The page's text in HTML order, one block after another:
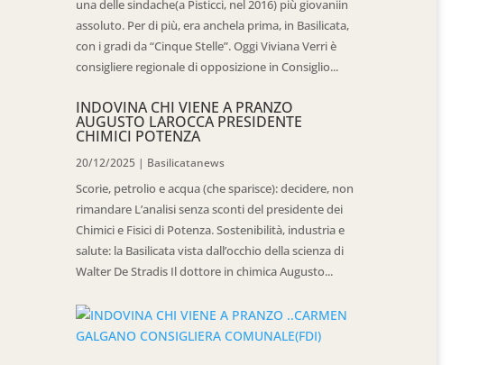
una delle sindache(a Pisticci, nel 2016) più giovaniin
assoluto. Per di più, era anchela prima, in Basilicata,
con i gradi da “Cinque Stelle”. Oggi Viviana Verri è
consigliere regionale di opposizione in Consiglio...
INDOVINA CHI VIENE A PRANZO
AUGUSTO LAROCCA PRESIDENTE
CHIMICI POTENZA
20/12/2025 | Basilicatanews
Scorie, petrolio e acqua (che sparisce): decidere, non
rimandare L’analisi senza sconti del presidente dei
Chimici e Fisici di Potenza. Sostenibilità, industria e
salute: la Basilicata vista dall’occhio della scienza di
Walter De Stradis Il dottore in chimica Augusto...